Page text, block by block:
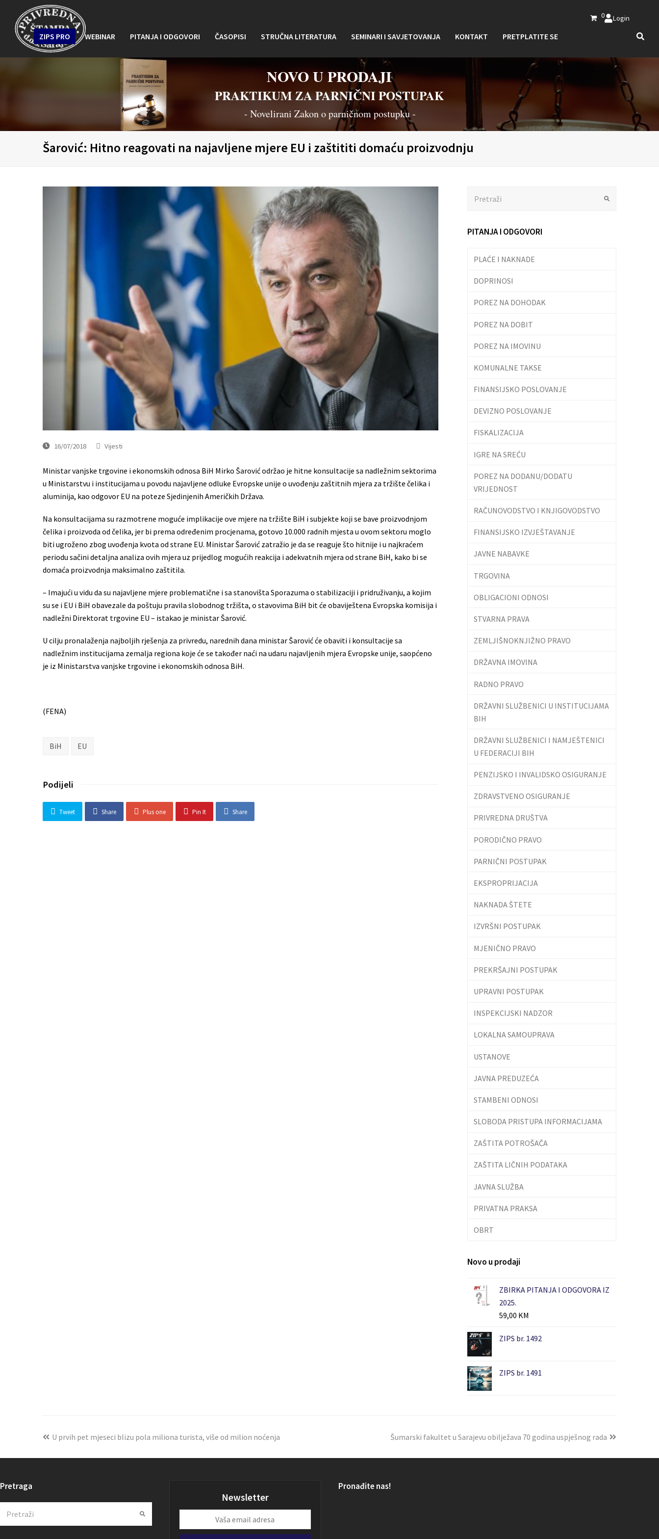
0 Login
ZIPS PRO WEBINAR PITANJA I ODGOVORI ČASOPISI STRUČNA LITERATURA SEMINARI I SAVJETOVANJA KONTAKT PRETPLATITE SE
NOVO U PRODAJI
PRAKTIKUM ZA PARNIČNI POSTUPAK
- Novelirani Zakon o parničnom postupku -
Šarović: Hitno reagovati na najavljene mjere EU i zaštititi domaću proizvodnju
16/07/2018 Vijesti
Ministar vanjske trgovine i ekonomskih odnosa BiH Mirko Šarović održao je hitne konsultacije sa nadležnim sektorima
u Ministarstvu i institucijama u povodu najavljene odluke Evropske unije o uvođenju zaštitnih mjera za tržište čelika i
aluminija, kao odgovor EU na poteze Sjedinjenih Američkih Država.
Na konsultacijama su razmotrene moguće implikacije ove mjere na tržište BiH i subjekte koji se bave proizvodnjom
čelika i proizvoda od čelika, jer bi prema određenim procjenama, gotovo 10.000 radnih mjesta u ovom sektoru moglo
biti ugroženo zbog uvođenja kvota od strane EU. Ministar Šarović zatražio je da se reaguje što hitnije i u najkraćem
periodu sačini detaljna analiza ovih mjera uz prijedlog mogućih reakcija i adekvatnih mjera od strane BiH, kako bi se
domaća proizvodnja maksimalno zaštitila.
– Imajući u vidu da su najavljene mjere problematične i sa stanovišta Sporazuma o stabilizaciji i pridruživanju, a kojim
su se i EU i BiH obavezale da poštuju pravila slobodnog tržišta, o stavovima BiH bit će obaviještena Evropska komisija i
nadležni Direktorat trgovine EU – istakao je ministar Šarović.
U cilju pronalaženja najboljih rješenja za privredu, narednih dana ministar Šarović će obaviti i konsultacije sa
nadležnim institucijama zemalja regiona koje će se također naći na udaru najavljenih mjera Evropske unije, saopćeno
je iz Ministarstva vanjske trgovine i ekonomskih odnosa BiH.
(FENA)
BiH EU
Podijeli
Tweet Share Plus one Pin It Share
PITANJA I ODGOVORI
PLAĆE I NAKNADE
DOPRINOSI
POREZ NA DOHODAK
POREZ NA DOBIT
POREZ NA IMOVINU
KOMUNALNE TAKSE
FINANSIJSKO POSLOVANJE
DEVIZNO POSLOVANJE
FISKALIZACIJA
IGRE NA SREĆU
POREZ NA DODANU/DODATU
VRIJEDNOST
RAČUNOVODSTVO I KNJIGOVODSTVO
FINANSIJSKO IZVJEŠTAVANJE
JAVNE NABAVKE
TRGOVINA
OBLIGACIONI ODNOSI
STVARNA PRAVA
ZEMLJIŠNOKNJIŽNO PRAVO
DRŽAVNA IMOVINA
RADNO PRAVO
DRŽAVNI SLUŽBENICI U INSTITUCIJAMA
BIH
DRŽAVNI SLUŽBENICI I NAMJEŠTENICI
U FEDERACIJI BIH
PENZIJSKO I INVALIDSKO OSIGURANJE
ZDRAVSTVENO OSIGURANJE
PRIVREDNA DRUŠTVA
PORODIČNO PRAVO
PARNIČNI POSTUPAK
EKSPROPRIJACIJA
NAKNADA ŠTETE
IZVRŠNI POSTUPAK
MJENIČNO PRAVO
PREKRŠAJNI POSTUPAK
UPRAVNI POSTUPAK
INSPEKCIJSKI NADZOR
LOKALNA SAMOUPRAVA
USTANOVE
JAVNA PREDUZEĆA
STAMBENI ODNOSI
SLOBODA PRISTUPA INFORMACIJAMA
ZAŠTITA POTROŠAČA
ZAŠTITA LIČNIH PODATAKA
JAVNA SLUŽBA
PRIVATNA PRAKSA
OBRT
Novo u prodaji
ZBIRKA PITANJA I ODGOVORA IZ
2025.
59,00 KM
ZIPS br. 1492
ZIPS br. 1491
U prvih pet mjeseci blizu pola miliona turista, više od milion noćenja Šumarski fakultet u Sarajevu obilježava 70 godina uspješnog rada
Pretraga
Submit
Newsletter
email
Pronađite nas!